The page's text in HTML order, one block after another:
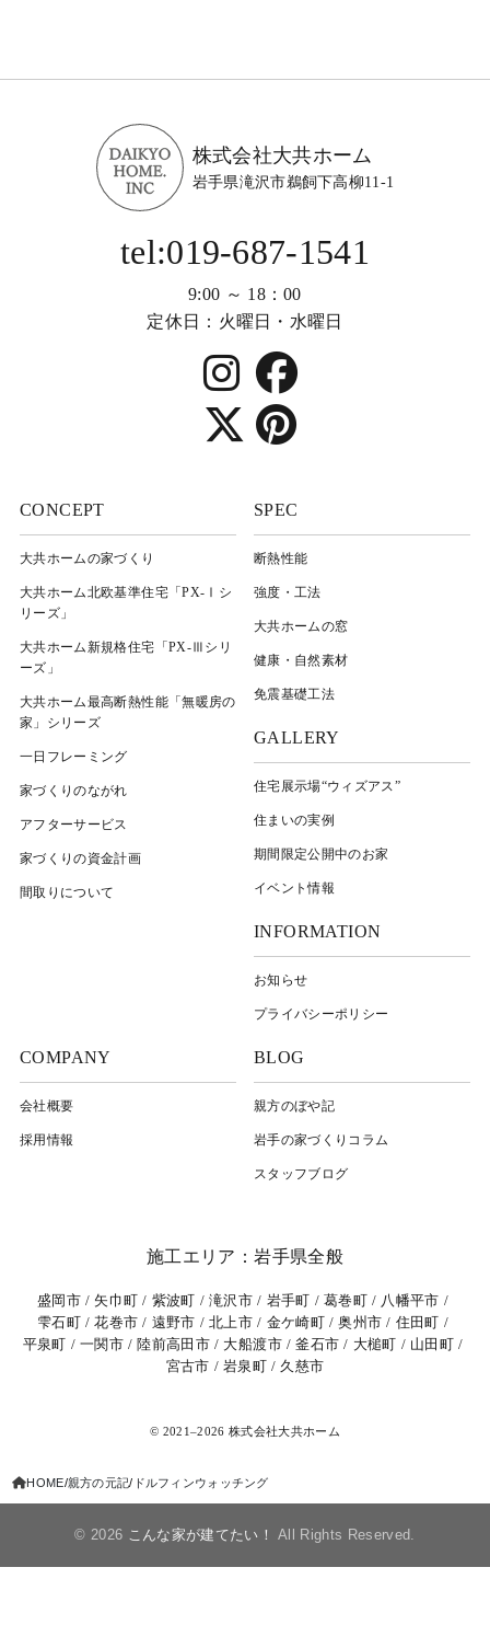
株式会社大共ホーム
岩手県滝沢市鵜飼下高柳11-1
tel:019-687-1541
9:00 ～ 18：00
定休日：火曜日・水曜日
CONCEPT
大共ホームの家づくり
大共ホーム北欧基準住宅「PX-Ⅰシ
リーズ」
大共ホーム新規格住宅「PX-Ⅲシリ
ーズ」
大共ホーム最高断熱性能「無暖房の
家」シリーズ
一日フレーミング
家づくりのながれ
アフターサービス
家づくりの資金計画
間取りについて
SPEC
断熱性能
強度・工法
大共ホームの窓
健康・自然素材
免震基礎工法
GALLERY
住宅展示場“ウィズアス”
住まいの実例
期間限定公開中のお家
イベント情報
INFORMATION
お知らせ
プライバシーポリシー
COMPANY
会社概要
採用情報
BLOG
親方のぼや記
岩⼿の家づくりコラム
スタッフブログ
施工エリア：岩手県全般
盛岡市 矢巾町 紫波町 滝沢市 岩手町 葛巻町
八幡平市
雫石町
花巻市 遠野市 北上市 金ケ崎町 奥州市
住田町
平泉町
一関市 陸前高田市 大船渡市 釜石市 大槌町
山田町
宮古市
岩泉町 久慈市
© 2021–2026 株式会社大共ホーム
HOME 親方の元記 ドルフィンウォッチング
© 2026 こんな家が建てたい！ All Rights Reserved.